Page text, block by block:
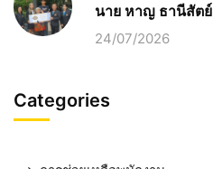
นาย หาญ ธานีสัตย์
24/07/2026
Categories